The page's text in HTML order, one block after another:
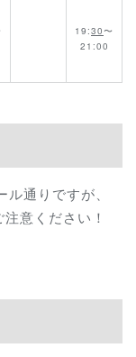
19:30〜
21:00
通りですが、
意ください！